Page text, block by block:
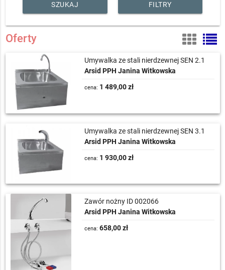
FILTRY
Oferty
Umywalka ze stali nierdzewnej SEN 2.1
Arsid PPH Janina Witkowska
cena: 1 489,00 zł
Umywalka ze stali nierdzewnej SEN 3.1
Arsid PPH Janina Witkowska
cena: 1 930,00 zł
Zawór nożny ID 002066
Arsid PPH Janina Witkowska
cena: 658,00 zł